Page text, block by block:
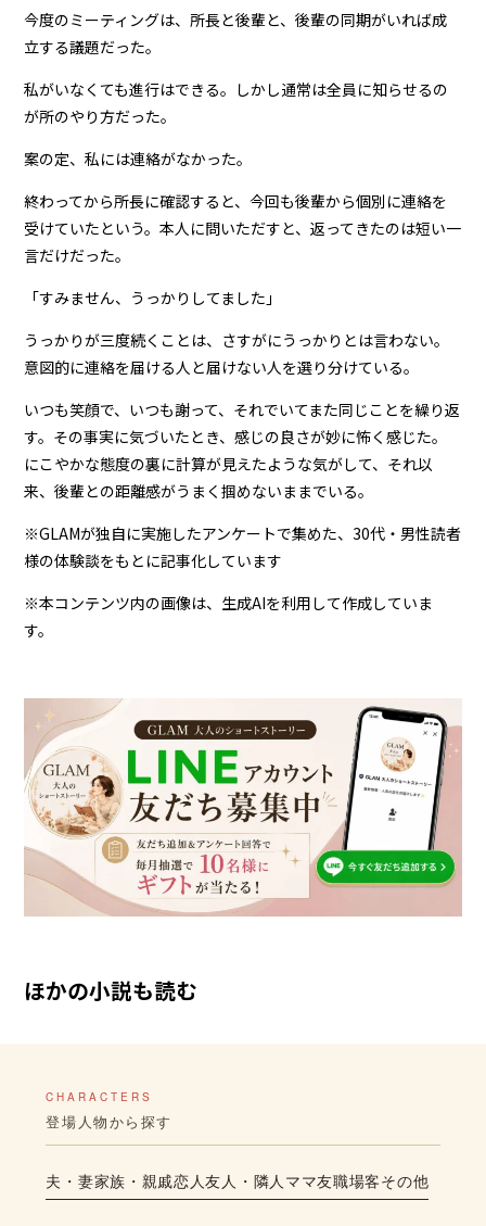
今度のミーティングは、所長と後輩と、後輩の同期がいれば成
立する議題だった。
私がいなくても進行はできる。しかし通常は全員に知らせるの
が所のやり方だった。
案の定、私には連絡がなかった。
終わってから所長に確認すると、今回も後輩から個別に連絡を
受けていたという。本人に問いただすと、返ってきたのは短い一
言だけだった。
「すみません、うっかりしてました」
うっかりが三度続くことは、さすがにうっかりとは言わない。
意図的に連絡を届ける人と届けない人を選り分けている。
いつも笑顔で、いつも謝って、それでいてまた同じことを繰り返
す。その事実に気づいたとき、感じの良さが妙に怖く感じた。
にこやかな態度の裏に計算が見えたような気がして、それ以
来、後輩との距離感がうまく掴めないままでいる。
※GLAMが独自に実施したアンケートで集めた、30代・男性読者
様の体験談をもとに記事化しています
※本コンテンツ内の画像は、生成AIを利用して作成していま
す。
ほかの小説も読む
CHARACTERS
登場人物から探す
夫・妻家族・親戚恋人友人・隣人 ママ友職場客その他